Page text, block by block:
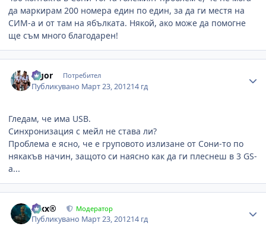
да маркирам 200 номера един по един, за да ги местя на
СИМ-а и от там на ябълката. Някой, ако може да помогне
ще съм много благодарен!
algor Потребител
Публикувано Март 23, 201214 гд
Гледам, че има USB.
Синхронизация с мейл не става ли?
Проблема е ясно, че е груповото излизане от Сони-то по
някакъв начин, защото си наясно как да ги плеснеш в 3 GS-
а...
Alxx® Модератор
Публикувано Март 23, 201214 гд